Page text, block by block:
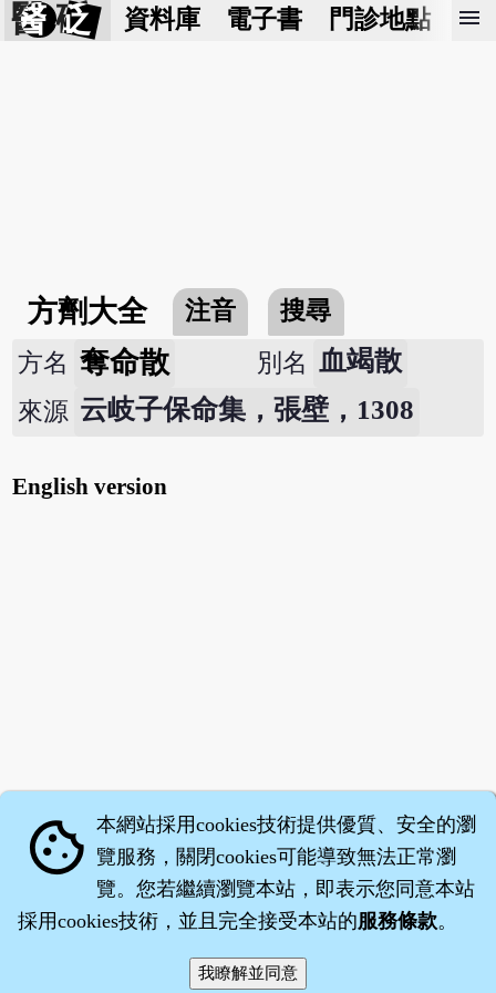
醫 砭 資料庫 電子書 門診地點 預
menu
方劑大全 注音
搜尋
方名 奪命散 別名 血竭散
來源 云岐子保命集，張壁，1308
English version
‧沈藥子©2008～2026
cookie 本網站採用cookies技術提供優質、安全的瀏
覽服務，關閉cookies可能導致無法正常瀏
覽。您若繼續瀏覽本站，即表示您同意本站
採用cookies技術，並且完全接受本站的服務條款。